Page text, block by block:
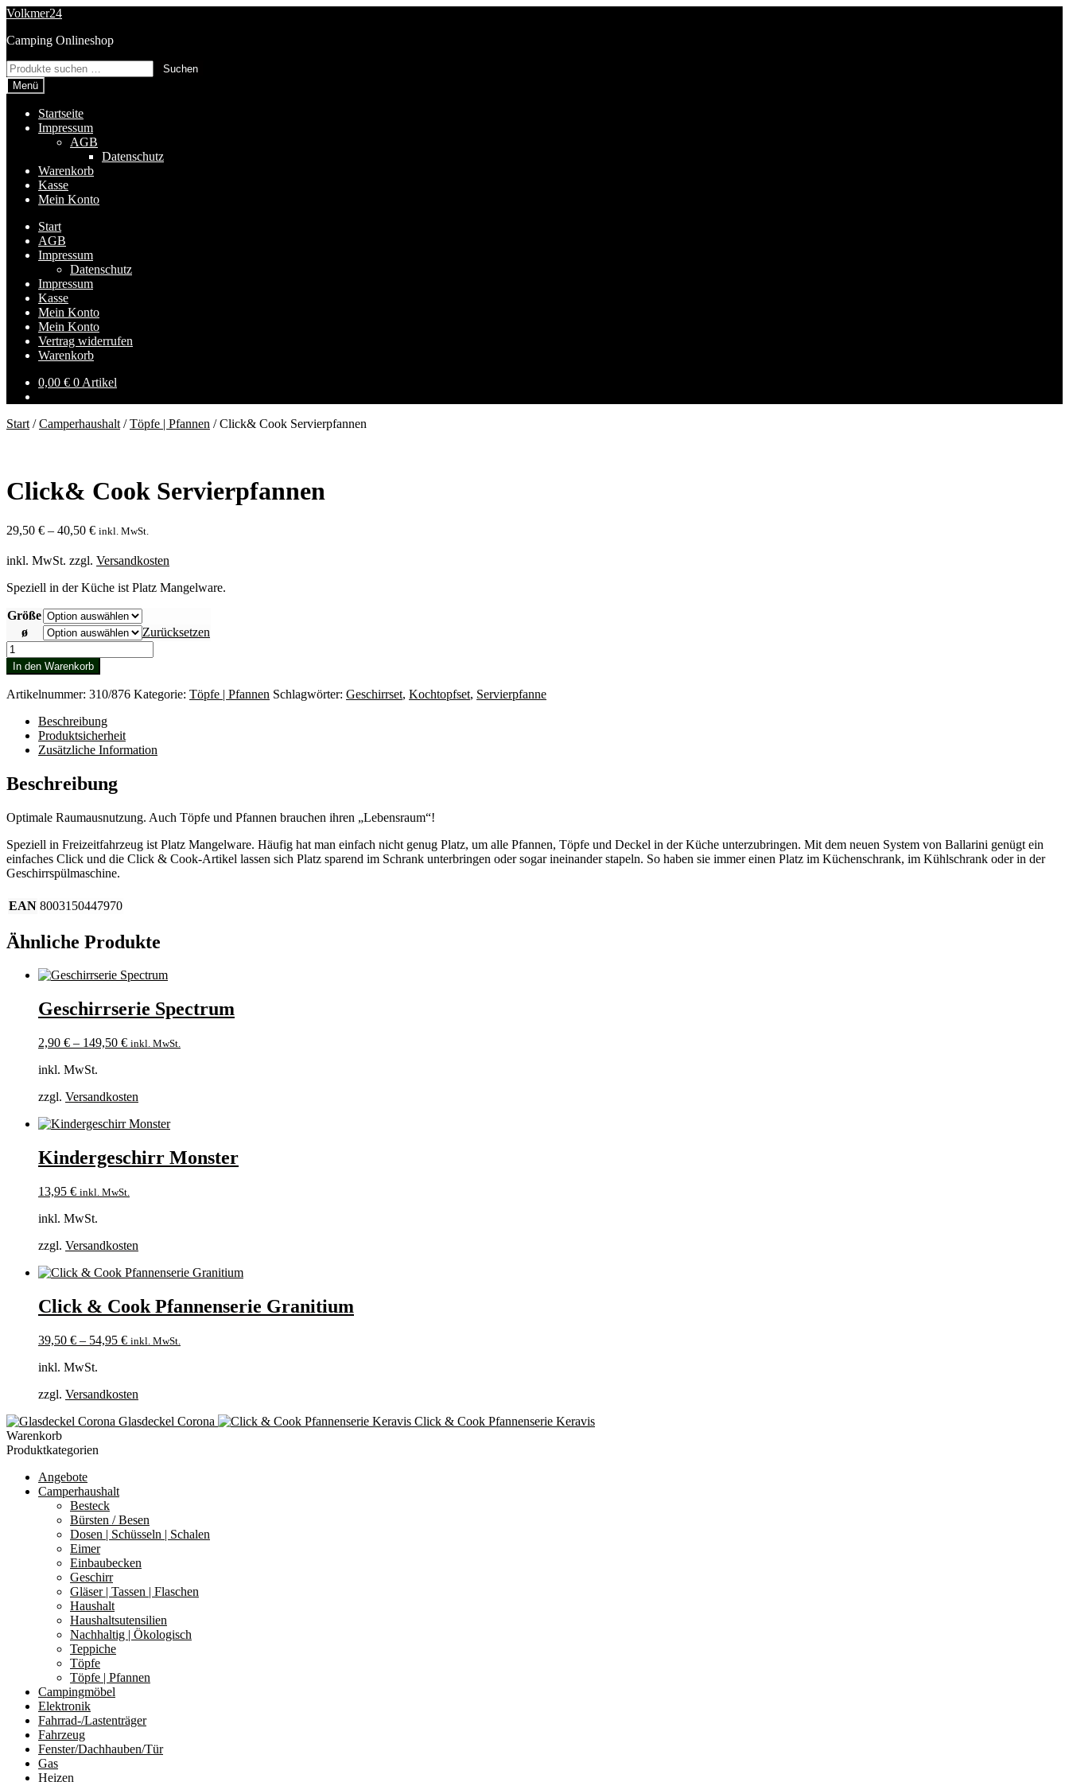
Zur
springen
Zum
springen
Volkmer24
Camping Onlineshop
Suchen
nach:
Suchen
Menü
Startseite
Impressum
AGB
Datenschutz
Warenkorb
Kasse
Mein Konto
Start
AGB
Impressum
Datenschutz
Impressum
Kasse
Mein Konto
Mein Konto
Vertrag widerrufen
Warenkorb
0,00 € 0 Artikel
Start /Camperhaushalt /Töpfe | Pfannen /Click& Cook Servierpfannen
Click& Cook Servierpfannen
29,50 € – 40,50 € inkl. MwSt.
inkl. MwSt. zzgl. Versandkosten
Speziell in der Küche ist Platz Mangelware.
Größe
ø
Zurücksetzen
Click&
Cook
Servierpfannen
Menge
In den Warenkorb
Artikelnummer: 310/876 Kategorie: Töpfe | Pfannen Schlagwörter: Geschirrset, Kochtopfset, Servierpfanne
Beschreibung
Produktsicherheit
Zusätzliche Information
Beschreibung
Optimale Raumausnutzung. Auch Töpfe und Pfannen brauchen ihren „Lebensraum“!
Speziell in Freizeitfahrzeug ist Platz Mangelware. Häufig hat man einfach nicht genug Platz, um alle Pfannen, Töpfe und Deckel in der Küche unterzubringen. Mit dem neuen System von Ballarini genügt ein
einfaches Click und die Click & Cook-Artikel lassen sich Platz sparend im Schrank unterbringen oder sogar ineinander stapeln. So haben sie immer einen Platz im Küchenschrank, im Kühlschrank oder in der
Geschirrspülmaschine.
EAN 8003150447970
Ähnliche Produkte
Geschirrserie Spectrum
2,90 € – 149,50 € inkl. MwSt.
inkl. MwSt.
zzgl. Versandkosten
Kindergeschirr Monster
13,95 € inkl. MwSt.
inkl. MwSt.
zzgl. Versandkosten
Click & Cook Pfannenserie Granitium
39,50 € – 54,95 € inkl. MwSt.
inkl. MwSt.
zzgl. Versandkosten
Glasdeckel Corona
Click & Cook Pfannenserie Keravis
Warenkorb
Produktkategorien
Angebote
Camperhaushalt
Besteck
Bürsten / Besen
Dosen | Schüsseln | Schalen
Eimer
Einbaubecken
Geschirr
Gläser | Tassen | Flaschen
Haushalt
Haushaltsutensilien
Nachhaltig | Ökologisch
Teppiche
Töpfe
Töpfe | Pfannen
Campingmöbel
Elektronik
Fahrrad-/Lastenträger
Fahrzeug
Fenster/Dachhauben/Tür
Gas
Heizen